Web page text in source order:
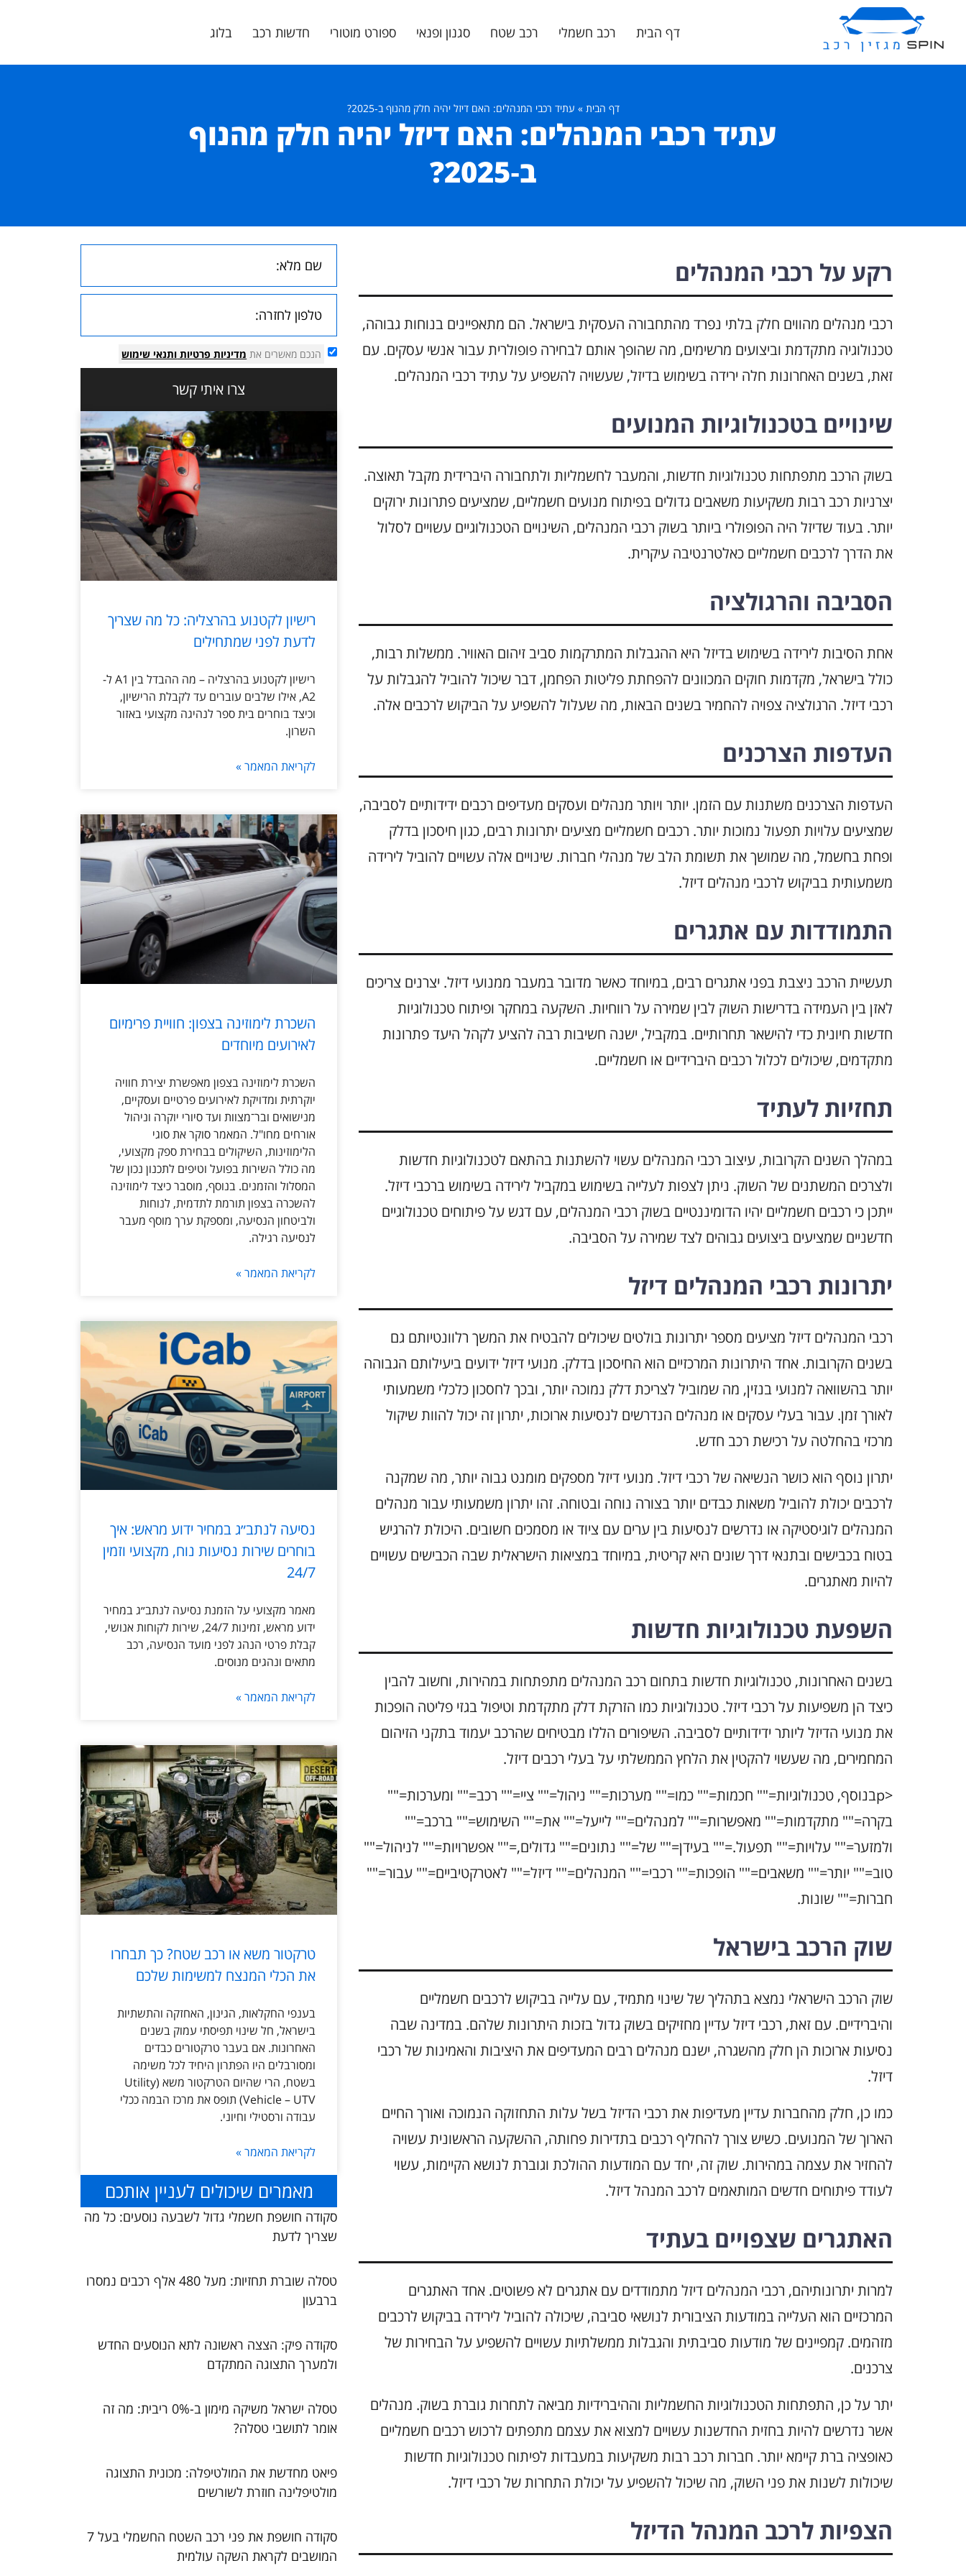
דף הבית רכב חשמלי רכב שטח סגנון ופנאי ספורט מוטורי חדשות רכב בלוג
דף הבית » עתיד רכבי המנהלים: האם דיזל יהיה חלק מהנוף ב‑2025?
עתיד רכבי המנהלים: האם דיזל יהיה חלק מהנוף
ב‑2025?
רקע על רכבי המנהלים
רכבי מנהלים מהווים חלק בלתי נפרד מהתחבורה העסקית בישראל. הם מתאפיינים בנוחות גבוהה,
טכנולוגיה מתקדמת וביצועים מרשימים, מה שהופך אותם לבחירה פופולרית עבור אנשי עסקים. עם
זאת, בשנים האחרונות חלה ירידה בשימוש בדיזל, שעשויה להשפיע על עתיד רכבי המנהלים.
שינויים בטכנולוגיות המנועים
בשוק הרכב מתפתחות טכנולוגיות חדשות, והמעבר לחשמליות ולתחבורה היברידית מקבל תאוצה.
יצרניות רכב רבות משקיעות משאבים גדולים בפיתוח מנועים חשמליים, שמציעים פתרונות ירוקים
יותר. בעוד שדיזל היה הפופולרי ביותר בשוק רכבי המנהלים, השינויים הטכנולוגיים עשויים לסלול
את הדרך לרכבים חשמליים כאלטרנטיבה עיקרית.
הסביבה והרגולציה
אחת הסיבות לירידה בשימוש בדיזל היא ההגבלות המתרקמות סביב זיהום האוויר. ממשלות רבות,
כולל בישראל, מקדמות חוקים המכוונים להפחתת פליטות הפחמן, דבר שיכול להוביל להגבלות על
רכבי דיזל. הרגולציה צפויה להחמיר בשנים הבאות, מה שעלול להשפיע על הביקוש לרכבים אלה.
העדפות הצרכנים
העדפות הצרכנים משתנות עם הזמן. יותר ויותר מנהלים ועסקים מעדיפים רכבים ידידותיים לסביבה,
שמציעים עלויות תפעול נמוכות יותר. רכבים חשמליים מציעים יתרונות רבים, כגון חיסכון בדלק
ופחת בחשמל, מה שמושך את תשומת הלב של מנהלי חברות. שינויים אלה עשויים להוביל לירידה
משמעותית בביקוש לרכבי מנהלים דיזל.
התמודדות עם אתגרים
תעשיית הרכב ניצבת בפני אתגרים רבים, במיוחד כאשר מדובר במעבר ממנועי דיזל. יצרנים צריכים
לאזן בין העמידה בדרישות השוק לבין שמירה על רווחיות. השקעה במחקר ופיתוח טכנולוגיות
חדשות חיונית כדי להישאר תחרותיים. במקביל, ישנה חשיבות רבה להציע לקהל היעד פתרונות
מתקדמים, שיכולים לכלול רכבים היברידיים או חשמליים.
תחזיות לעתיד
במהלך השנים הקרובות, עיצוב רכבי המנהלים עשוי להשתנות בהתאם לטכנולוגיות חדשות
ולצרכים המשתנים של השוק. ניתן לצפות לעלייה בשימוש במקביל לירידה בשימוש ברכבי דיזל.
ייתכן כי רכבים חשמליים יהיו הדומיננטיים בשוק רכבי המנהלים, עם דגש על פיתוחים טכנולוגיים
חדשניים שמציעים ביצועים גבוהים לצד שמירה על הסביבה.
יתרונות רכבי המנהלים דיזל
רכבי המנהלים דיזל מציעים מספר יתרונות בולטים שיכולים להבטיח את המשך רלוונטיותם גם
בשנים הקרובות. אחד היתרונות המרכזיים הוא החיסכון בדלק. מנועי דיזל ידועים ביעילותם הגבוהה
יותר בהשוואה למנועי בנזין, מה שמוביל לצריכת דלק נמוכה יותר, ובכך לחסכון כלכלי משמעותי
לאורך זמן. עבור בעלי עסקים או מנהלים הנדרשים לנסיעות ארוכות, יתרון זה יכול להוות שיקול
מרכזי בהחלטה על רכישת רכב חדש.
יתרון נוסף הוא כושר הנשיאה של רכבי דיזל. מנועי דיזל מספקים מומנט גבוה יותר, מה שמקנה
לרכבים יכולת להוביל משאות כבדים יותר בצורה נוחה ובטוחה. זהו יתרון משמעותי עבור מנהלים
המנהלים לוגיסטיקה או נדרשים לנסיעות בין ערים עם ציוד או מסמכים חשובים. היכולת להרגיש
בטוח בכבישים ובתנאי דרך שונים היא קריטית, במיוחד במציאות הישראלית שבה הכבישים עשויים
להיות מאתגרים.
השפעת טכנולוגיות חדשות
בשנים האחרונות, טכנולוגיות חדשות בתחום רכב המנהלים מתפתחות במהירות, וחשוב להבין
כיצד הן משפיעות על רכבי דיזל. טכנולוגיות כמו הזרקת דלק מתקדמת וטיפול בגזי פליטה הופכות
את מנועי הדיזל ליותר ידידותיים לסביבה. השיפורים הללו מבטיחים שהרכב יעמוד בתקני הזיהום
המחמירים, מה שעשוי להקטין את הלחץ הממשלתי על בעלי רכבים דיזל.
<pבנוסף, טכנולוגיות="" חכמות="" כמו="" מערכות="" ניהול="" ציי="" רכב="" ומערכות=""
בקרה="" מתקדמות="" מאפשרות="" למנהלים="" לייעל="" את="" השימוש="" ברכב=""
ולמזער="" עלויות="" תפעול.="" בעידן="" של="" נתונים="" גדולים,="" אפשרויות="" לניהול=""
טוב="" יותר="" משאבים="" הופכות="" רכבי="" המנהלים="" דיזל="" לאטרקטיביים="" עבור=""
חברות="" שונות.
שוק הרכב בישראל
שוק הרכב הישראלי נמצא בתהליך של שינוי מתמיד, עם עלייה בביקוש לרכבים חשמליים
והיברידיים. עם זאת, רכבי דיזל עדיין מחזיקים בשוק גדול בזכות היתרונות שלהם. במדינה שבה
נסיעות ארוכות הן חלק מהשגרה, ישנם מנהלים רבים המעדיפים את היציבות והאמינות של רכבי
דיזל.
כמו כן, חלק מהחברות עדיין מעדיפות את רכבי הדיזל בשל עלות התחזוקה הנמוכה ואורך החיים
הארוך של המנועים. כשיש צורך להחליף רכבים בתדירות פחותה, ההשקעה הראשונית עשויה
להחזיר את עצמה במהירות. שוק זה, יחד עם המודעות ההולכת וגוברת לנושא הקיימות, עשוי
לעודד פיתוחים חדשים המותאמים לרכב המנהל דיזל.
האתגרים שצפויים בעתיד
למרות יתרונותיהם, רכבי המנהלים דיזל מתמודדים עם אתגרים לא פשוטים. אחד האתגרים
המרכזיים הוא העלייה במודעות הציבורית לנושאי סביבה, שיכולה להוביל לירידה בביקוש לרכבים
מזהמים. קמפיינים של מודעות סביבתית והגבלות ממשלתיות עשויים להשפיע על הבחירות של
צרכנים.
יתר על כן, התפתחות הטכנולוגיות החשמליות וההיברידיות מביאה לתחרות גוברת בשוק. מנהלים
אשר נדרשים להיות בחזית החדשנות עשויים למצוא את עצמם מתפתים לרכוש רכבים חשמליים
כאופציה ברת קיימא יותר. חברות רכב רבות משקיעות במעבדות לפיתוח טכנולוגיות חדשות
שיכולות לשנות את פני השוק, מה שיכול להשפיע על יכולת התחרות של רכבי דיזל.
הצפיות לרכב המנהל הדיזל
הנכם מאשרים את מדיניות פרטיות ותנאי שימוש
צרו איתי קשר
רישיון לקטנוע בהרצליה: כל מה שצריך
לדעת לפני שמתחילים
רישיון לקטנוע בהרצליה – מה ההבדל בין A1 ל-
A2, אילו שלבים עוברים עד לקבלת הרישיון,
וכיצד בוחרים בית ספר לנהיגה מקצועי באזור
השרון.
לקריאת המאמר »
השכרת לימוזינה בצפון: חוויית פרימיום
לאירועים מיוחדים
השכרת לימוזינה בצפון מאפשרת יצירת חוויה
יוקרתית ומדויקת לאירועים פרטיים ועסקיים,
מנישואים ובר־מצוות ועד סיורי יוקרה וניהול
אורחים מחו"ל. המאמר סוקר את סוגי
הלימוזינות, השיקולים בבחירת ספק מקצועי,
מה כולל השירות בפועל וטיפים לתכנון נכון של
המסלול והזמנים. בנוסף, מוסבר כיצד לימוזינה
להשכרה בצפון תורמת לתדמית, לנוחות
ולביטחון הנסיעה, ומספקת ערך מוסף מעבר
לנסיעה רגילה.
לקריאת המאמר »
נסיעה לנתב״ג במחיר ידוע מראש: איך
בוחרים שירות נסיעות נוח, מקצועי וזמין
24/7
מאמר מקצועי על הזמנת נסיעה לנתב״ג במחיר
ידוע מראש, זמינות 24/7, שירות לקוחות אנושי,
קבלת פרטי הנהג לפני מועד הנסיעה, רכב
מתאים ונהגים מנוסים.
לקריאת המאמר »
טרקטור משא או רכב שטח? כך תבחרו
את הכלי המנצח למשימות שלכם
בענפי החקלאות, הגינון, האחזקה והתשתיות
בישראל, חל שינוי תפיסתי עמוק בשנים
האחרונות. אם בעבר טרקטורים כבדים
ומסורבלים היו הפתרון היחיד לכל משימה
בשטח, הרי שהיום הטרקטור משא (Utility
Vehicle – UTV) תופס את מרכז הבמה ככלי
עבודה ורסטילי וחיוני.
לקריאת המאמר »
מאמרים שיכולים לעניין אותכם
סקודה חושפת חשמלי גדול לשבעה נוסעים: כל מה
שצריך לדעת
טסלה שוברת תחזיות: מעל 480 אלף רכבים נמסרו
ברבעון
סקודה פיק: הצצה ראשונה לתא הנוסעים החדש
ולמערך התצוגה המתקדם
טסלה ישראל משיקה מימון ב-0% ריבית: מה זה
אומר לתושבי טסלה?
פיאט מחדשת את המולטיפלה: מכונית התצוגה
מולטיפלינה חוזרת לשורשים
סקודה חושפת את פני רכב השטח החשמלי בעל 7
המושבים לקראת השקה עולמית